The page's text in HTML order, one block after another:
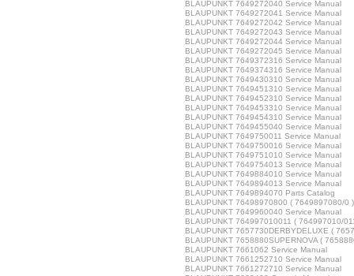
BLAUPUNKT 7649272040 Service Manual
BLAUPUNKT 7649272041 Service Manual
BLAUPUNKT 7649272042 Service Manual
BLAUPUNKT 7649272043 Service Manual
BLAUPUNKT 7649272044 Service Manual
BLAUPUNKT 7649272045 Service Manual
BLAUPUNKT 7649372316 Service Manual
BLAUPUNKT 7649374316 Service Manual
BLAUPUNKT 7649430310 Service Manual
BLAUPUNKT 7649451310 Service Manual
BLAUPUNKT 7649452310 Service Manual
BLAUPUNKT 7649453310 Service Manual
BLAUPUNKT 7649454310 Service Manual
BLAUPUNKT 7649455040 Service Manual
BLAUPUNKT 7649750011 Service Manual
BLAUPUNKT 7649750016 Service Manual
BLAUPUNKT 7649751010 Service Manual
BLAUPUNKT 7649754013 Service Manual
BLAUPUNKT 7649884010 Service Manual
BLAUPUNKT 7649894013 Service Manual
BLAUPUNKT 7649894070 Parts Catalog
BLAUPUNKT 76498970800 ( 7649897080/0
BLAUPUNKT 7649960040 Service Manual
BLAUPUNKT 764997010011 ( 764997010/
BLAUPUNKT 7657730DERBYDELUXE (
BLAUPUNKT 7658880SUPERNOVA (
BLAUPUNKT 7661062 Service Manual
BLAUPUNKT 7661252710 Service Manual
BLAUPUNKT 7661272710 Service Manual